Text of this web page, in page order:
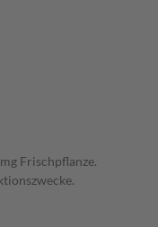
Frischpflanze.